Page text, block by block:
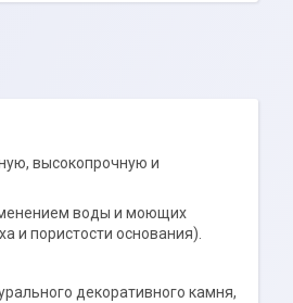
высокопрочную и
воды и моющих
и пористости основания).
декоративного камня,